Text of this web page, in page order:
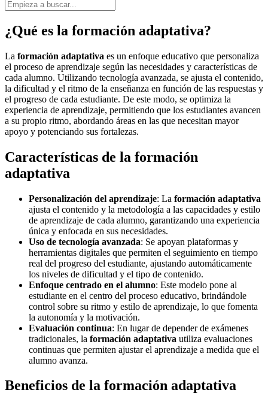
¿Qué es la formación adaptativa?
La formación adaptativa es un enfoque educativo que personaliza
el proceso de aprendizaje según las necesidades y características de
cada alumno. Utilizando tecnología avanzada, se ajusta el contenido,
la dificultad y el ritmo de la enseñanza en función de las respuestas y
el progreso de cada estudiante. De este modo, se optimiza la
experiencia de aprendizaje, permitiendo que los estudiantes avancen
a su propio ritmo, abordando áreas en las que necesitan mayor
apoyo y potenciando sus fortalezas.
Características de la formación
adaptativa
Personalización del aprendizaje: La formación adaptativa
ajusta el contenido y la metodología a las capacidades y estilo
de aprendizaje de cada alumno, garantizando una experiencia
única y enfocada en sus necesidades.
Uso de tecnología avanzada: Se apoyan plataformas y
herramientas digitales que permiten el seguimiento en tiempo
real del progreso del estudiante, ajustando automáticamente
los niveles de dificultad y el tipo de contenido.
Enfoque centrado en el alumno: Este modelo pone al
estudiante en el centro del proceso educativo, brindándole
control sobre su ritmo y estilo de aprendizaje, lo que fomenta
la autonomía y la motivación.
Evaluación continua: En lugar de depender de exámenes
tradicionales, la formación adaptativa utiliza evaluaciones
continuas que permiten ajustar el aprendizaje a medida que el
alumno avanza.
Beneficios de la formación adaptativa